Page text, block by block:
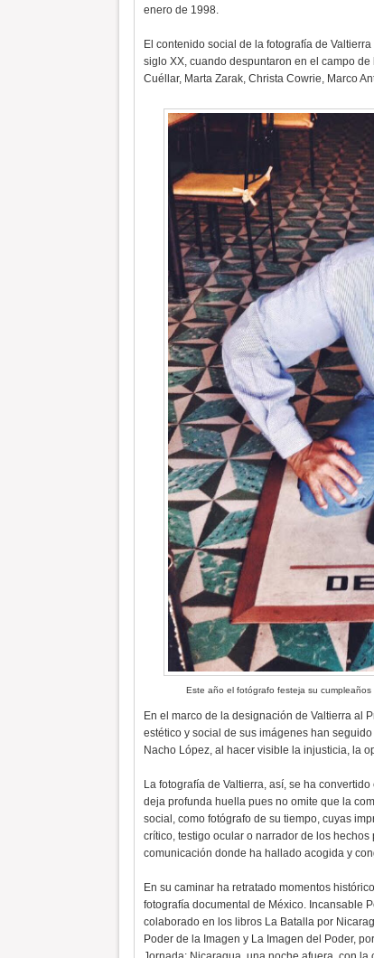
enero de 1998.
El contenido social de la fotografía de
siglo XX, cuando despuntaron en el campo
Cuéllar, Marta Zarak, Christa Cowrie, Marco
Este año el fotógrafo festeja su
En el marco de la designación de Valtierra al
estético y social de sus imágenes han
Nacho López, al hacer visible la injusticia, la
La fotografía de Valtierra, así, se ha
deja profunda huella pues no omite que la
social, como fotógrafo de su tiempo, cuyas
crítico, testigo ocular o narrador de los
comunicación donde ha hallado acogida y
En su caminar ha retratado momentos
fotografía documental de México. Incansable
colaborado en los libros La Batalla por
Poder de la Imagen y La Imagen del Poder,